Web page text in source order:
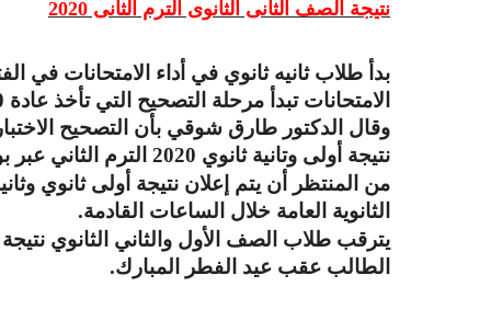
نتيجة الصف الثانى الثانوى الترم الثانى 2020
الامتحانات تبدأ مرحلة التصحيح التي تأخذ عادة 10 أيام علي التوالي
وقال الدكتور طارق شوقي بأن التصحيح
نتيجة أولى وتانية ثانوي 2020 الترم الثاني عبر بوابة الثانوية العامة
من المنتظر أن يتم إعلان نتيجة أولى ثانوي
الثانوية العامة خلال الساعات القادمة.
الطالب عقب عيد الفطر المبارك.